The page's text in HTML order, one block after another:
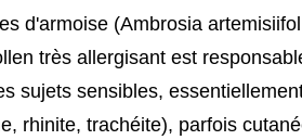
d'armoise (Ambrosia
très allergisant est
sujets sensibles,
rhinite, trachéite), parfois